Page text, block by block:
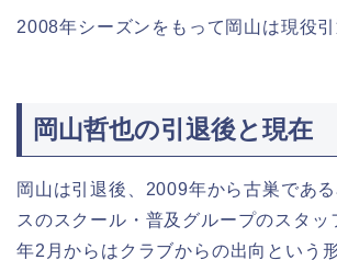
2008年シーズンをもって岡山は現役引
岡山哲也の引退後と現在
岡山は引退後、2009年から古巣であ
スのスクール・普及グループのスタッ
年2月からはクラブからの出向という